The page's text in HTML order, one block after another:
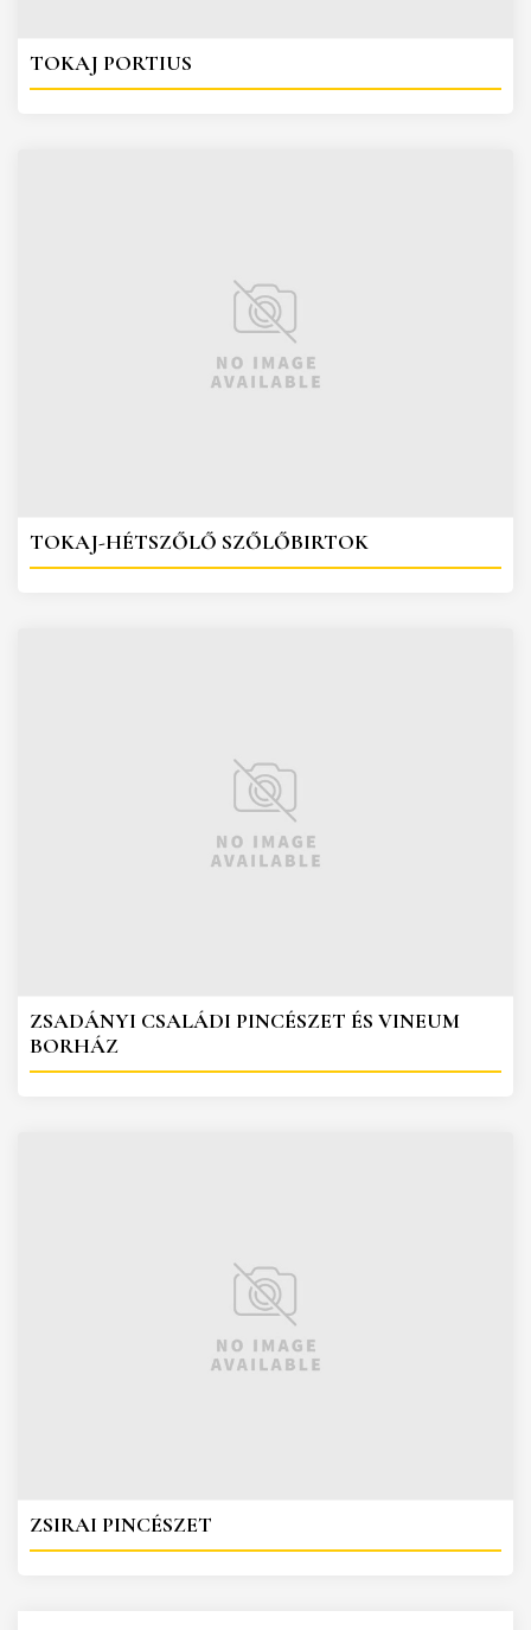
TOKAJ PORTIUS
TOKAJ-HÉTSZŐLŐ SZŐLŐBIRTOK
ZSADÁNYI CSALÁDI PINCÉSZET ÉS VINEUM
BORHÁZ
ZSIRAI PINCÉSZET